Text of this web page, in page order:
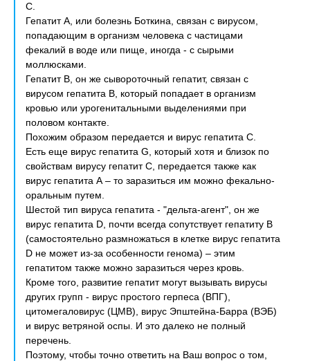
С.
Гепатит А, или болезнь Боткина, связан с вирусом,
попадающим в организм человека с частицами
фекалий в воде или пище, иногда - с сырыми
моллюсками.
Гепатит В, он же сывороточный гепатит, связан с
вирусом гепатита В, который попадает в организм
кровью или урогенитальными выделениями при
половом контакте.
Похожим образом передается и вирус гепатита С.
Есть еще вирус гепатита G, который хотя и близок по
свойствам вирусу гепатит С, передается также как
вирус гепатита А – то заразиться им можно фекально-
оральным путем.
Шестой тип вируса гепатита - "дельта-агент", он же
вирус гепатита D, почти всегда сопутствует гепатиту В
(самостоятельно размножаться в клетке вирус гепатита
D не может из-за особенности генома) – этим
гепатитом также можно заразиться через кровь.
Кроме того, развитие гепатит могут вызывать вирусы
других групп - вирус простого герпеса (ВПГ),
цитомегаловирус (ЦМВ), вирус Эпштейна-Барра (ВЭБ)
и вирус ветряной оспы. И это далеко не полный
перечень.
Поэтому, чтобы точно ответить на Ваш вопрос о том,